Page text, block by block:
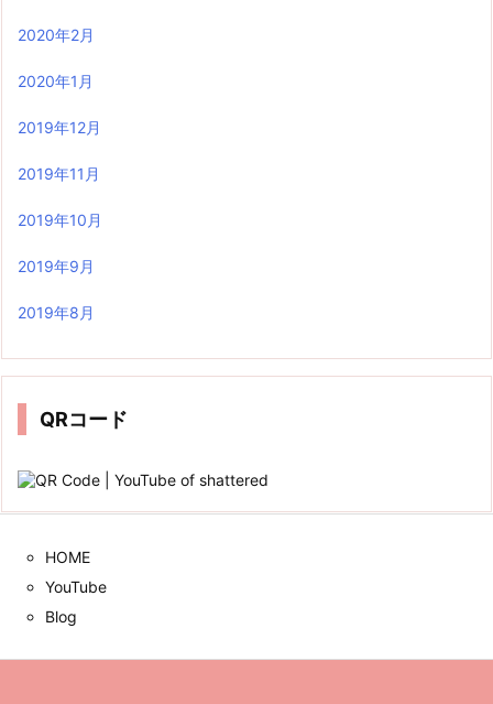
2020年2月
2020年1月
2019年12月
2019年11月
2019年10月
2019年9月
2019年8月
QRコード
HOME
YouTube
Blog